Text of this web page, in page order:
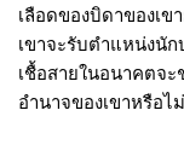
เลือดของบิดาของเ
เขาจะรับตำแหน่งนั
เชื้อสายในอนาคตจ
อำนาจของเขาหรือไ